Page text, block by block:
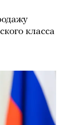
класса